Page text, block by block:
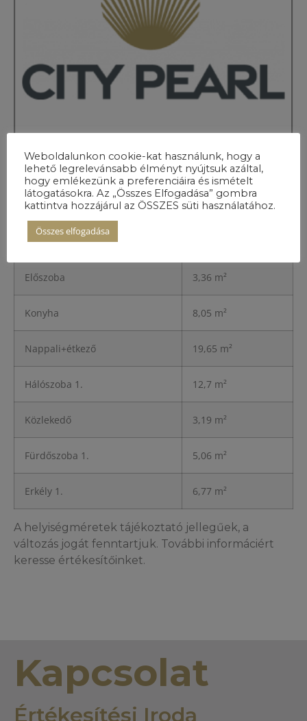
A lakás
részletei
Előszoba 3,36 m²
Konyha 8,05 m²
Nappali+étkező 19,65 m²
Hálószoba 1. 12,7 m²
Közlekedő 3,19 m²
Fürdőszoba 1. 5,06 m²
Erkély 1. 6,77 m²
A helyiségméretek tájékoztató jellegűek, a
változás jogát fenntartjuk. További informáciért
keresse értékesítőinket.
Kapcsolat
Értékesítési Iroda
Weboldalunkon cookie-kat használunk, hogy a
lehető legrelevánsabb élményt nyújtsuk azáltal,
hogy emlékezünk a preferenciáira és ismételt
látogatásokra. Az „Összes Elfogadása” gombra
kattintva hozzájárul az ÖSSZES süti használatához.
Összes elfogadása